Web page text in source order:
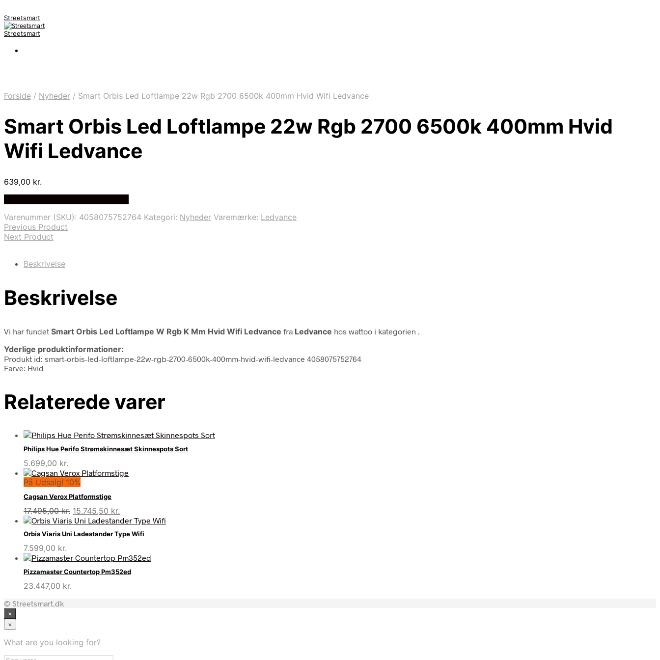
Streetsmart
Streetsmart
Forside / Nyheder / Smart Orbis Led Loftlampe 22w Rgb 2700 6500k 400mm Hvid Wifi Ledvance
Smart Orbis Led Loftlampe 22w Rgb 2700 6500k 400mm Hvid
Wifi Ledvance
639,00 kr.
Varenummer (SKU): 4058075752764 Kategori: Nyheder Varemærke: Ledvance
Previous Product
Next Product
Beskrivelse
Beskrivelse
Vi har fundet Smart Orbis Led Loftlampe W Rgb K Mm Hvid Wifi Ledvance fra Ledvance hos wattoo i kategorien
Yderlige produktinformationer:
Produkt id: smart-orbis-led-loftlampe-22w-rgb-2700-6500k-400mm-hvid-wifi-ledvance 4058075752764
Farve: Hvid
Relaterede varer
Philips Hue Perifo Strømskinnesæt Skinnespots Sort
5.699,00 kr.
På Udsalg! 10%
Cagsan Verox Platformstige
17.495,00kr. Den
oprindelige
pris
var:
15.745,50 kr.
aktuelle
pris
er:
Orbis Viaris Uni Ladestander Type Wifi
7.599,00 kr.
Pizzamaster Countertop Pm352ed
23.447,00 kr.
© Streetsmart.dk
×
×
What are you looking for?